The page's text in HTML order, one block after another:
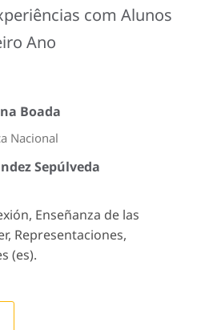
com Alunos
Ano
Boada
Nacional
Sepúlveda
Enseñanza de las
Representaciones,
(es).